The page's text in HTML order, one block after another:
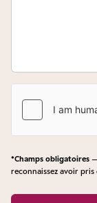
*Champs obligatoires
reconnaissez avoir pris